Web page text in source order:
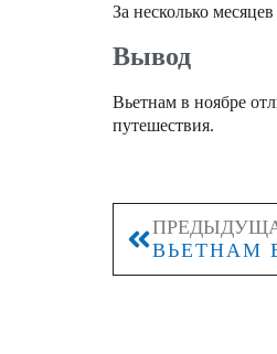
За несколько
Вывод
Вьетнам в ноябре
путешествия.